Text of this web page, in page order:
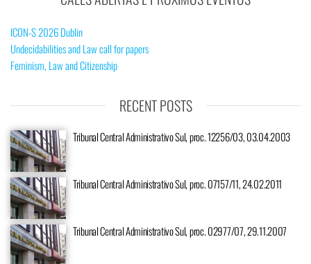
ICON-S 2026 Dublin
Undecidabilities and Law call for papers
Feminism, Law and Citizenship
RECENT POSTS
Tribunal Central Administrativo Sul, proc. 12256/03, 03.04.2003
Tribunal Central Administrativo Sul, proc. 07157/11, 24.02.2011
Tribunal Central Administrativo Sul, proc. 02977/07, 29.11.2007